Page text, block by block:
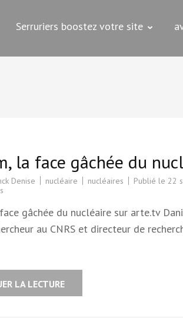
Serruriers boostez votre site
la face gâchée du
Denise nucléaire nucléaires Publié le 22
face
du
gâchée du nucléaire sur arte.tv
au CNRS et directeur de
LA LECTURE